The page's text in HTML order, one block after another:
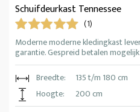
Schuifdeurkast Tennessee
(1)
Moderne moderne kledingkast
garantie. Gespreid betalen
Breedte:
135 t/m 180 cm
Hoogte:
200 cm